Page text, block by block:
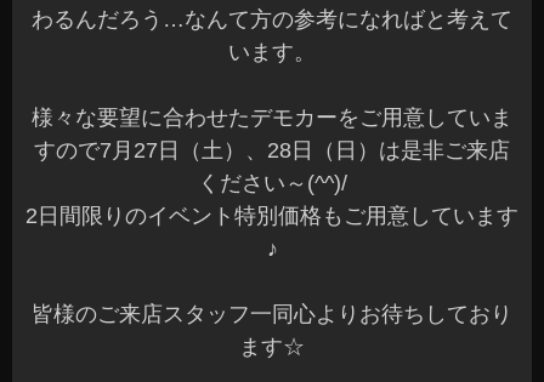
わるんだろう…なんて方の参考になればと考えて
います。
様々な要望に合わせたデモカーをご用意していま
すので7月27日（土）、28日（日）は是非ご来店
ください～(^^)/
2日間限りのイベント特別価格もご用意しています
♪
皆様のご来店スタッフ一同心よりお待ちしており
ます☆